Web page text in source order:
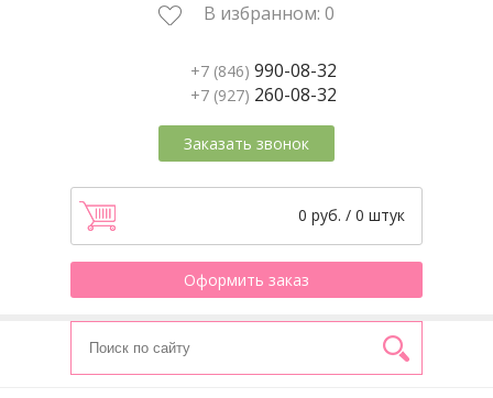
В избранном: 0
+7 (846) 990-08-32
+7 (927) 260-08-32
Заказать звонок
0 руб. / 0 штук
Оформить заказ